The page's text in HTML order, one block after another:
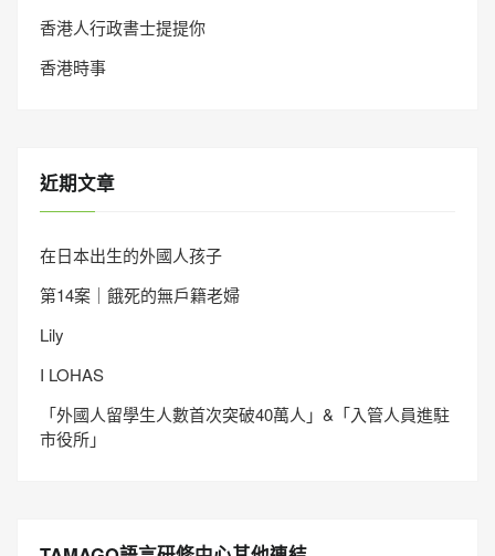
香港人行政書士提提你
香港時事
近期文章
在日本出生的外國人孩子
第14案｜餓死的無戶籍老婦
Lily
I LOHAS
「外國人留學生人數首次突破40萬人」&「入管人員進駐
市役所」